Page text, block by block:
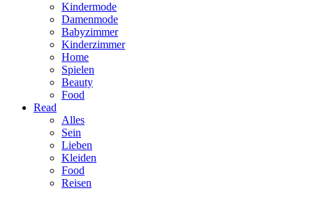
Kindermode
Damenmode
Babyzimmer
Kinderzimmer
Home
Spielen
Beauty
Food
Read
Alles
Sein
Lieben
Kleiden
Food
Reisen